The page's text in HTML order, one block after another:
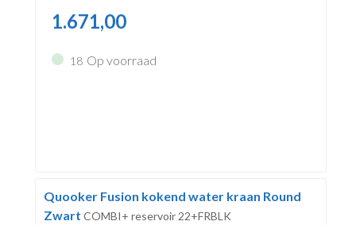
1.671,00
18 Op voorraad
Quooker Fusion kokend water kraan Round
Zwart COMBI+ reservoir 22+FRBLK